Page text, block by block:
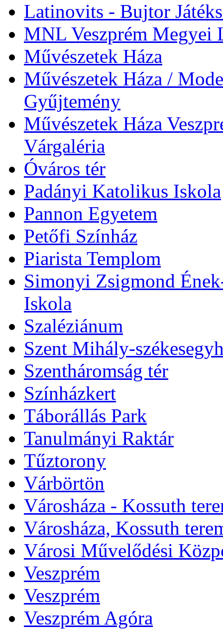
Latinovits - Bujtor
MNL Veszprém Megyei
Művészetek Háza
Művészetek Háza /
Gyűjtemény
Művészetek Háza
Várgaléria
Óváros tér
Padányi Katolikus Iskola
Pannon Egyetem
Petőfi Színház
Piarista Templom
Simonyi Zsigmond
Iskola
Szaléziánum
Szent Mihály-
Szentháromság tér
Színházkert
Táborállás Park
Tanulmányi Raktár
Tűztorony
Várbörtön
Városháza - Kossuth
Városháza, Kossuth
Városi Művelődési
Veszprém
Veszprém
Veszprém Agóra